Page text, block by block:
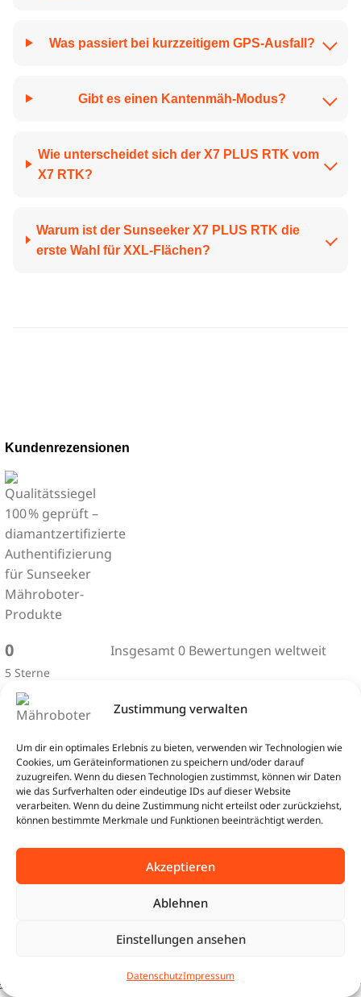
Zustimmung verwalten
Um dir ein optimales Erlebnis zu bieten, verwenden wir Technologien wie
Cookies, um Geräteinformationen zu speichern und/oder darauf
zuzugreifen. Wenn du diesen Technologien zustimmst, können wir Daten
wie das Surfverhalten oder eindeutige IDs auf dieser Website
verarbeiten. Wenn du deine Zustimmung nicht erteilst oder zurückziehst,
können bestimmte Merkmale und Funktionen beeinträchtigt werden.
Akzeptieren
Ablehnen
Einstellungen ansehen
DatenschutzImpressum
Was passiert bei kurzzeitigem GPS-Ausfall?
Gibt es einen Kantenmäh-Modus?
Wie unterscheidet sich der X7 PLUS RTK vom
X7 RTK?
Warum ist der Sunseeker X7 PLUS RTK die
erste Wahl für XXL-Flächen?
Kundenrezensionen
0 Insgesamt 0 Bewertungen weltweit
5 Sterne
3 Sterne
3.099,00€